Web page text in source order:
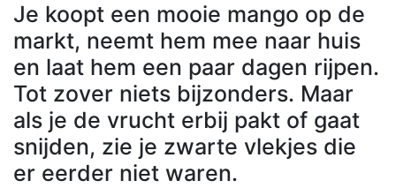
Je koopt een mooie mango op de
markt, neemt hem mee naar huis
en laat hem een paar dagen rijpen.
Tot zover niets bijzonders. Maar
als je de vrucht erbij pakt of gaat
snijden, zie je zwarte vlekjes die
er eerder niet waren.